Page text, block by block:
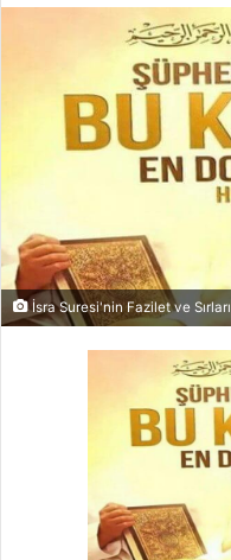
İsra Suresi'nin Fazilet ve Sırları